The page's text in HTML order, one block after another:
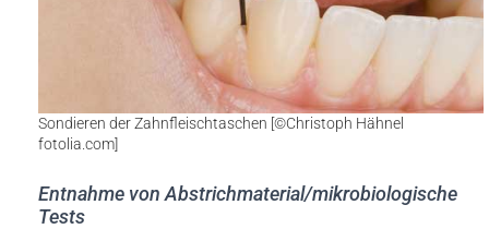
Sondieren der Zahnfleischtaschen [©Christoph Hähnel
fotolia.com]
Entnahme von Abstrichmaterial/mikrobiologische
Tests